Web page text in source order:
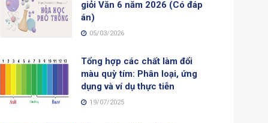
giỏi Văn 6 năm 2026 (Có đáp
án)
05/03/2026
Tổng hợp các chất làm đổi
màu quỳ tím: Phân loại, ứng
dụng và ví dụ thực tiễn
19/07/2025